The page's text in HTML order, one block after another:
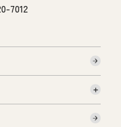
7012